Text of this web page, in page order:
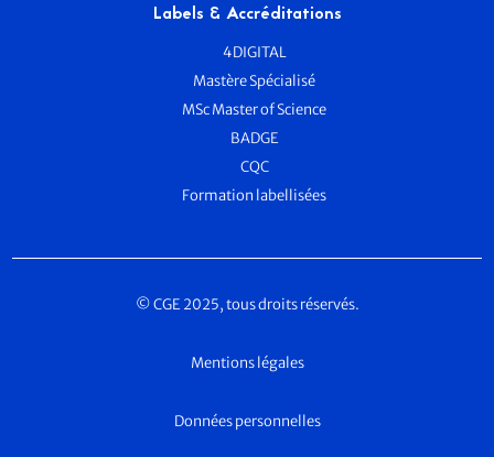
Labels & Accréditations
4DIGITAL
Mastère Spécialisé
MSc Master of Science
BADGE
CQC
Formation labellisées
© CGE 2025, tous droits réservés.
Mentions légales
Données personnelles